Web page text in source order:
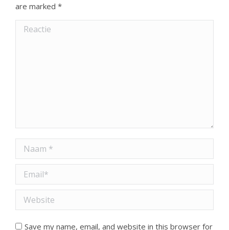
are marked *
Reactie
Naam *
Email *
Website
Save my name, email, and website in this browser for